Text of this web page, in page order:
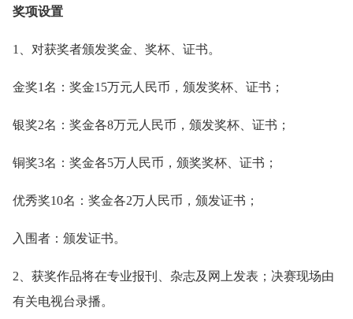
奖项设置
1、对获奖者颁发奖金、奖杯、证书。
金奖1名：奖金15万元人民币，颁发奖杯、证书；
银奖2名：奖金各8万元人民币，颁发奖杯、证书；
铜奖3名：奖金各5万人民币，颁奖奖杯、证书；
优秀奖10名：奖金各2万人民币，颁发证书；
入围者：颁发证书。
2、获奖作品将在专业报刊、杂志及网上发表；决赛现场由
有关电视台录播。